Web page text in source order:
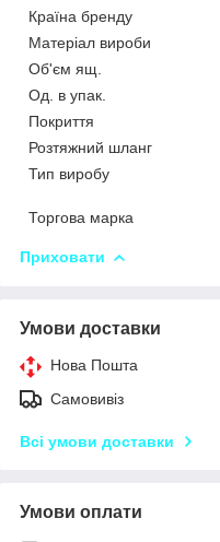
Країна бренду
Матеріал вироби
Об'єм ящ.
Од. в упак.
Покриття
Розтяжний шланг
Тип виробу
Торгова марка
Приховати
Умови доставки
Нова Пошта
Самовивіз
Всі умови доставки
Умови оплати